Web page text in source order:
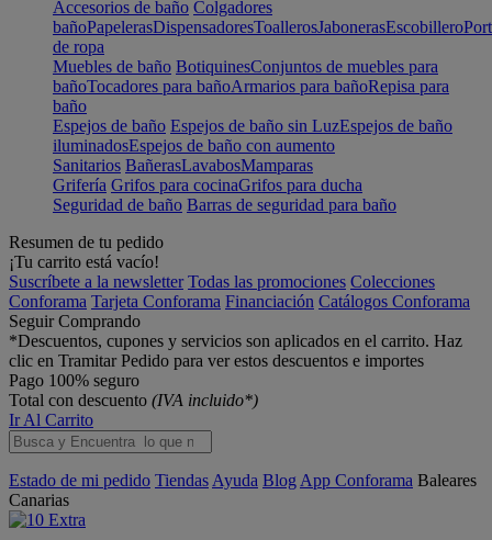
Accesorios de baño Colgadores
bañoPapelerasDispensadoresToallerosJabonerasEscobillero
de ropa
Muebles de baño BotiquinesConjuntos de muebles para
bañoTocadores para bañoArmarios para bañoRepisa para
baño
Espejos de baño Espejos de baño sin LuzEspejos de baño
iluminadosEspejos de baño con aumento
Sanitarios BañerasLavabosMamparas
Grifería Grifos para cocinaGrifos para ducha
Seguridad de baño Barras de seguridad para baño
Resumen de tu pedido
¡Tu carrito está vacío!
Suscríbete a la newsletter Todas las promociones Colecciones
Conforama Tarjeta Conforama Financiación Catálogos Conforama
Seguir Comprando
*Descuentos, cupones y servicios son aplicados en el carrito. Haz
clic en Tramitar Pedido para ver estos descuentos e importes
Pago 100% seguro
Total con descuento (IVA incluido*)
Ir Al Carrito
Estado de mi pedido Tiendas Ayuda Blog App Conforama Baleares
Canarias